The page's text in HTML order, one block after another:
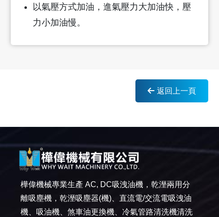
以氣壓方式加油，進氣壓力大加油快，壓
力小加油慢。
返回上一頁
樺偉機械專業生產 AC, DC吸洩油機，乾溼兩用分
離吸塵機，乾溼吸塵器(機)、直流電/交流電吸洩油
機、吸油機、煞車油更換機、冷氣管路清洗機清洗